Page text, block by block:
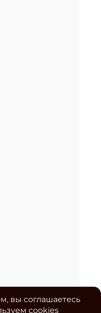
вы соглашаетесь
cookies